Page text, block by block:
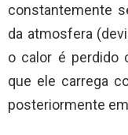
constantemente
da atmosfera
o calor é perdido
que ele carrega
posteriormente